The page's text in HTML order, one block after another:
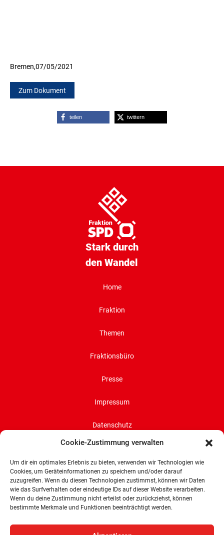
Cookie-Zustimmung verwalten
Um dir ein optimales Erlebnis zu bieten, verwenden wir Technologien wie
Cookies, um Geräteinformationen zu speichern und/oder darauf
zuzugreifen. Wenn du diesen Technologien zustimmst, können wir Daten
wie das Surfverhalten oder eindeutige IDs auf dieser Website verarbeiten.
Wenn du deine Zustimmung nicht erteilst oder zurückziehst, können
bestimmte Merkmale und Funktionen beeinträchtigt werden.
Bremen,07/05/2021
Zum Dokument
teilen twittern
Stark durch
den Wandel
Home
Fraktion
Themen
Fraktionsbüro
Presse
Impressum
Datenschutz
Cookie-Richtlinie (EU)
SPD-Bürgerschaftsfraktion
Land Bremen
Wachtstraße 27/29
Tel: 0421 336 77 0